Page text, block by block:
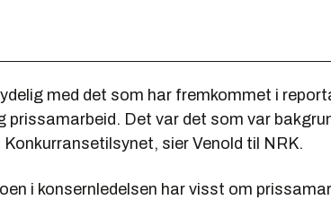
med det som har fremkommet i
prissamarbeid. Det var det som var
sier Venold til NRK.
i konsernledelsen har visst om